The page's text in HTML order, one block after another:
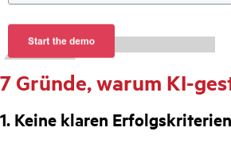
7 Gründe, warum KI-
1. Keine klaren